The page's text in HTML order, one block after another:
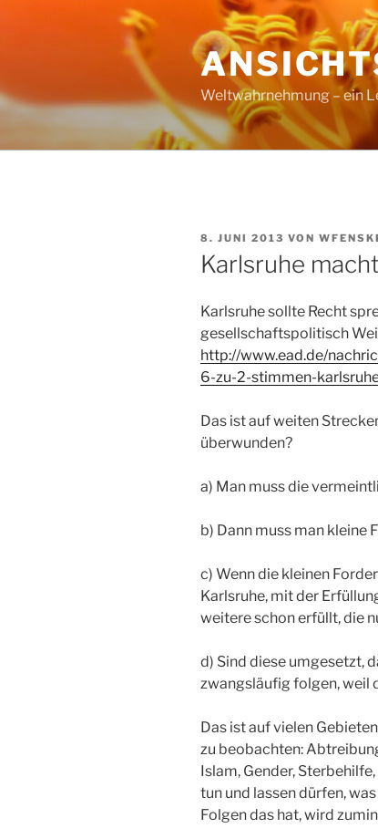
Weltwahrnehmung – ein
VERÖFFENTLICHT
AM
8. JUNI 2013 VON
Karlsruhe
Karlsruhe sollte Recht
gesellschaftspolitisch
http://www.ead.de/
6-zu-2-stimmen-
Das ist auf weiten
überwunden?
a) Man muss die
b) Dann muss man kleine
c) Wenn die kleinen
Karlsruhe, mit der
weitere schon erfüllt, die
d) Sind diese umgesetzt,
zwangsläufig folgen, weil
Das ist auf vielen
zu beobachten:
Islam, Gender,
tun und lassen dürfen,
Folgen das hat, wird